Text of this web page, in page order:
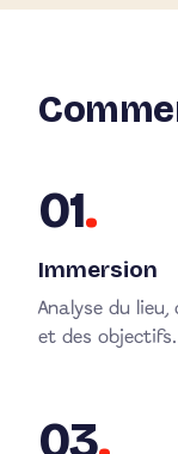
01.
Immersion
Analyse du lieu,
et des objectifs.
03.